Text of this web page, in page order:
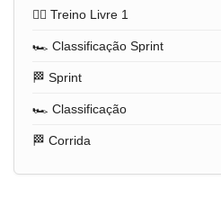
🏋️‍♂️ Treino Livre 1
🏎️ Classificação Sprint
🏁 Sprint
🏎️ Classificação
🏁 Corrida